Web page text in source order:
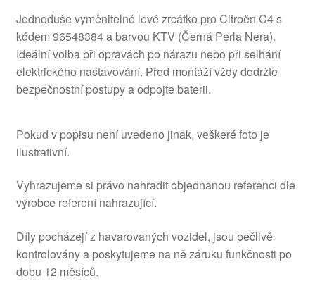
Jednoduše vyměnitelné levé zrcátko pro Citroën C4 s
kódem 96548384 a barvou KTV (Černá Perla Nera).
Ideální volba při opravách po nárazu nebo při selhání
elektrického nastavování. Před montáží vždy dodržte
bezpečnostní postupy a odpojte baterii.
Pokud v popisu není uvedeno jinak, veškeré foto je
ilustrativní.
Vyhrazujeme si právo nahradit objednanou referenci dle
výrobce referení nahrazující.
Díly pocházejí z havarovaných vozidel, jsou pečlivě
kontrolovány a poskytujeme na ně záruku funkčnosti po
dobu 12 měsíců.